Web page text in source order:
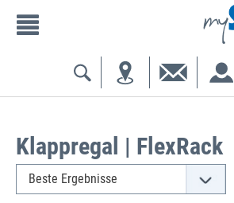
Klappregal | FlexRack